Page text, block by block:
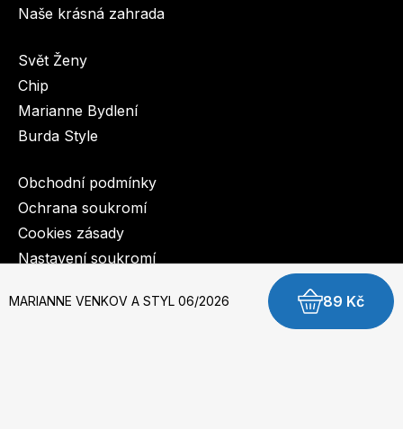
MARIANNE VENKOV A STYL 06/2026 89 Kč
Naše krásná zahrada
Svět Ženy
Chip
Marianne Bydlení
Burda Style
Obchodní podmínky
Ochrana soukromí
Cookies zásady
Nastavení soukromí
© 2003-2026 BurdaMedia Extra s.r.o.